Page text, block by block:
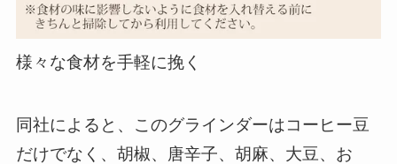
様々な食材を手軽に挽く
同社によると、このグラインダーはコーヒー豆
だけでなく、胡椒、唐辛子、胡麻、大豆、お